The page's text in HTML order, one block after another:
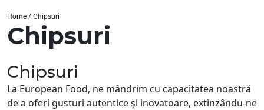
Home / Chipsuri
Chipsuri
Chipsuri
La European Food, ne mândrim cu capacitatea noastră
de a oferi gusturi autentice și inovatoare, extinzându-ne